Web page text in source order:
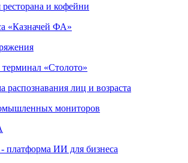
и кофейни
«Казначей ФА»
«Столото»
распознавания лиц и возраста
мониторов
платформа ИИ для бизнеса